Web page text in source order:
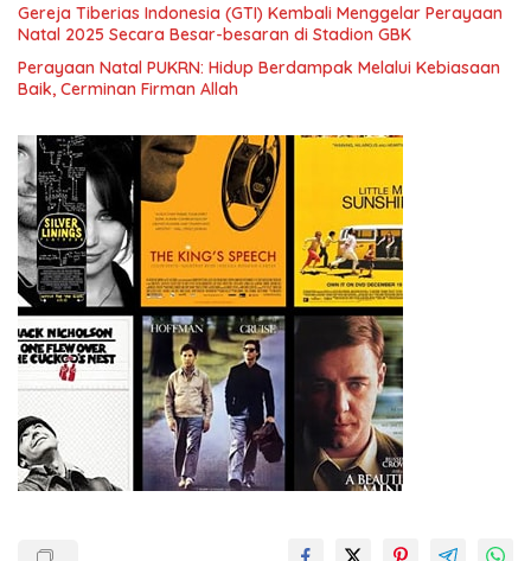
Gereja Tiberias Indonesia (GTI) Kembali Menggelar Perayaan
Natal 2025 Secara Besar-besaran di Stadion GBK
Perayaan Natal PUKRN: Hidup Berdampak Melalui Kebiasaan
Baik, Cerminan Firman Allah